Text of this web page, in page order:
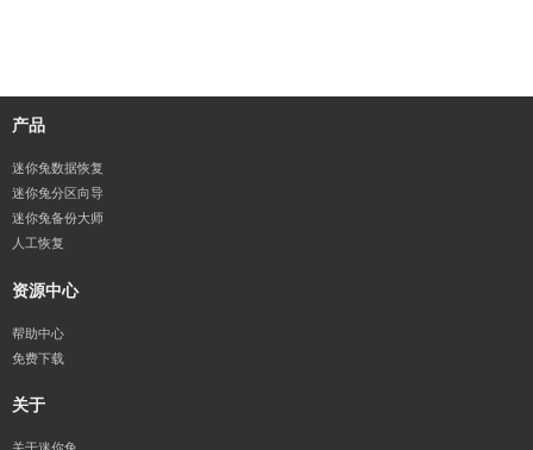
产品
迷你兔数据恢复
迷你兔分区向导
迷你兔备份大师
人工恢复
资源中心
帮助中心
免费下载
关于